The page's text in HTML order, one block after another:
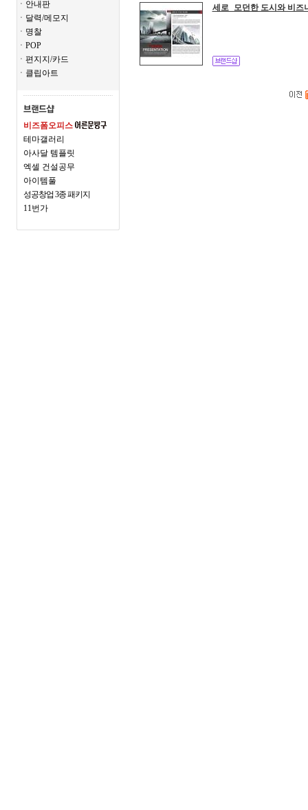
ㆍ안내판
ㆍ달력/메모지
ㆍ명찰
ㆍPOP
ㆍ편지지/카드
ㆍ클립아트
비즈폼오피스
테마갤러리
아사달 템플릿
엑셀 건설공무
아이템풀
성공창업 3종 패키지
11번가
세로_모던한 도시와 비